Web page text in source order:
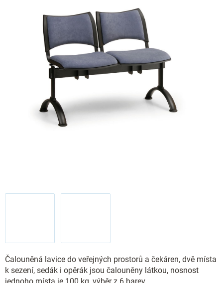
Čalouněná lavice do veřejných prostorů a čekáren, dvě místa
k sezení, sedák i opěrák jsou čalouněny látkou, nosnost